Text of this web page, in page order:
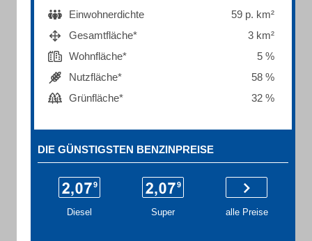
Einwohnerdichte
59 p. km²
Gesamtfläche*
3 km²
Wohnfläche*
5 %
Nutzfläche*
58 %
Grünfläche*
32 %
DIE GÜNSTIGSTEN BENZINPREISE
Diesel Super alle Preise